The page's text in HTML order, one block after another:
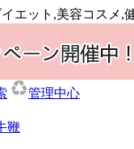
エット,美容コスメ,
管理中心
鞭